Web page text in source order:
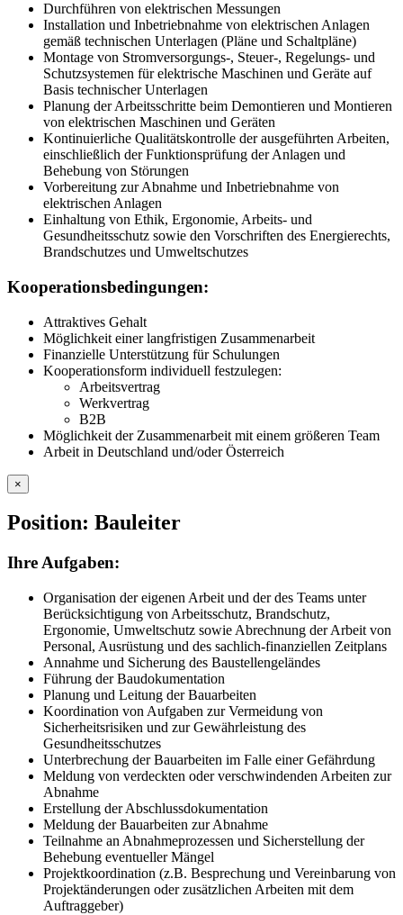
Durchführen von elektrischen Messungen
Installation und Inbetriebnahme von elektrischen Anlagen
gemäß technischen Unterlagen (Pläne und Schaltpläne)
Montage von Stromversorgungs-, Steuer-, Regelungs- und
Schutzsystemen für elektrische Maschinen und Geräte auf
Basis technischer Unterlagen
Planung der Arbeitsschritte beim Demontieren und Montieren
von elektrischen Maschinen und Geräten
Kontinuierliche Qualitätskontrolle der ausgeführten Arbeiten,
einschließlich der Funktionsprüfung der Anlagen und
Behebung von Störungen
Vorbereitung zur Abnahme und Inbetriebnahme von
elektrischen Anlagen
Einhaltung von Ethik, Ergonomie, Arbeits- und
Gesundheitsschutz sowie den Vorschriften des Energierechts,
Brandschutzes und Umweltschutzes
Kooperationsbedingungen:
Attraktives Gehalt
Möglichkeit einer langfristigen Zusammenarbeit
Finanzielle Unterstützung für Schulungen
Kooperationsform individuell festzulegen:
Arbeitsvertrag
Werkvertrag
B2B
Möglichkeit der Zusammenarbeit mit einem größeren Team
Arbeit in Deutschland und/oder Österreich
×
Position: Bauleiter
Ihre Aufgaben:
Organisation der eigenen Arbeit und der des Teams unter
Berücksichtigung von Arbeitsschutz, Brandschutz,
Ergonomie, Umweltschutz sowie Abrechnung der Arbeit von
Personal, Ausrüstung und des sachlich-finanziellen Zeitplans
Annahme und Sicherung des Baustellengeländes
Führung der Baudokumentation
Planung und Leitung der Bauarbeiten
Koordination von Aufgaben zur Vermeidung von
Sicherheitsrisiken und zur Gewährleistung des
Gesundheitsschutzes
Unterbrechung der Bauarbeiten im Falle einer Gefährdung
Meldung von verdeckten oder verschwindenden Arbeiten zur
Abnahme
Erstellung der Abschlussdokumentation
Meldung der Bauarbeiten zur Abnahme
Teilnahme an Abnahmeprozessen und Sicherstellung der
Behebung eventueller Mängel
Projektkoordination (z.B. Besprechung und Vereinbarung von
Projektänderungen oder zusätzlichen Arbeiten mit dem
Auftraggeber)